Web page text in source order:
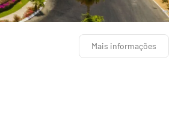
Mais informações